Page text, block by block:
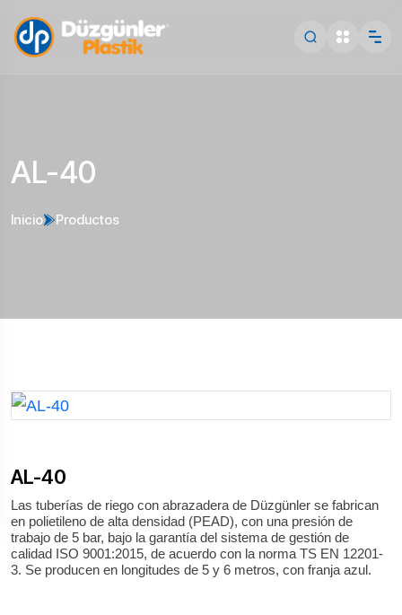
AL-40
Inicio Productos
AL-40
Las tuberías de riego con abrazadera de Düzgünler se fabrican
en polietileno de alta densidad (PEAD), con una presión de
trabajo de 5 bar, bajo la garantía del sistema de gestión de
calidad ISO 9001:2015, de acuerdo con la norma TS EN 12201-
3. Se producen en longitudes de 5 y 6 metros, con franja azul.